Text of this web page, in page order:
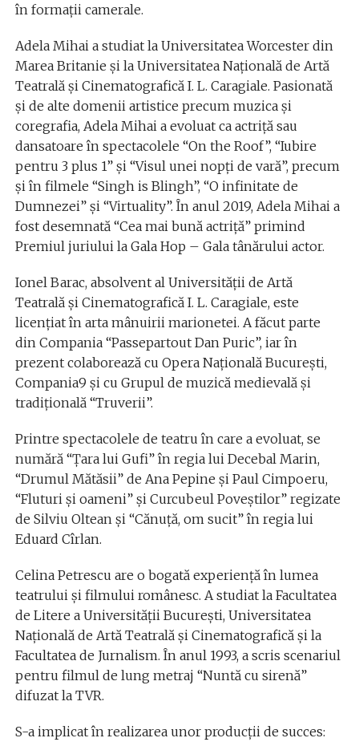
în formaţii camerale.
Adela Mihai a studiat la Universitatea Worcester din
Marea Britanie şi la Universitatea Naţională de Artă
Teatrală şi Cinematografică I. L. Caragiale. Pasionată
şi de alte domenii artistice precum muzica şi
coregrafia, Adela Mihai a evoluat ca actriţă sau
dansatoare în spectacolele “On the Roof”, “Iubire
pentru 3 plus 1” şi “Visul unei nopţi de vară”, precum
şi în filmele “Singh is Blingh”, “O infinitate de
Dumnezei” şi “Virtuality”. În anul 2019, Adela Mihai a
fost desemnată “Cea mai bună actriţă” primind
Premiul juriului la Gala Hop – Gala tânărului actor.
Ionel Barac, absolvent al Universităţii de Artă
Teatrală şi Cinematografică I. L. Caragiale, este
licenţiat în arta mânuirii marionetei. A făcut parte
din Compania “Passepartout Dan Puric”, iar în
prezent colaborează cu Opera Naţională Bucureşti,
Compania9 şi cu Grupul de muzică medievală şi
tradiţională “Truverii”.
Printre spectacolele de teatru în care a evoluat, se
numără “Ţara lui Gufi” în regia lui Decebal Marin,
“Drumul Mătăsii” de Ana Pepine şi Paul Cimpoeru,
“Fluturi şi oameni” şi Curcubeul Poveştilor” regizate
de Silviu Oltean şi “Cănuţă, om sucit” în regia lui
Eduard Cîrlan.
Celina Petrescu are o bogată experienţă în lumea
teatrului şi filmului românesc. A studiat la Facultatea
de Litere a Universităţii Bucureşti, Universitatea
Naţională de Artă Teatrală şi Cinematografică şi la
Facultatea de Jurnalism. În anul 1993, a scris scenariul
pentru filmul de lung metraj “Nuntă cu sirenă”
difuzat la TVR.
S-a implicat în realizarea unor producţii de succes: